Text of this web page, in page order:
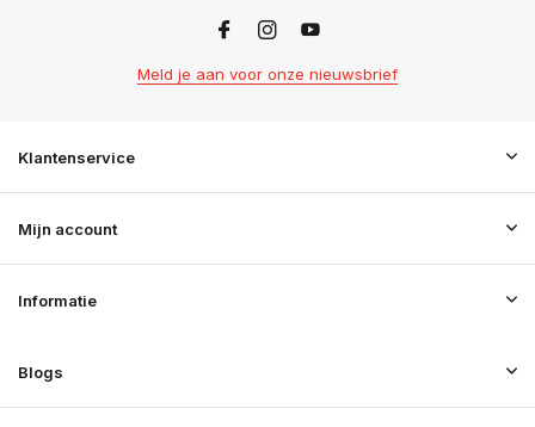
Meld je aan voor onze nieuwsbrief
Klantenservice
Mijn account
Informatie
Blogs